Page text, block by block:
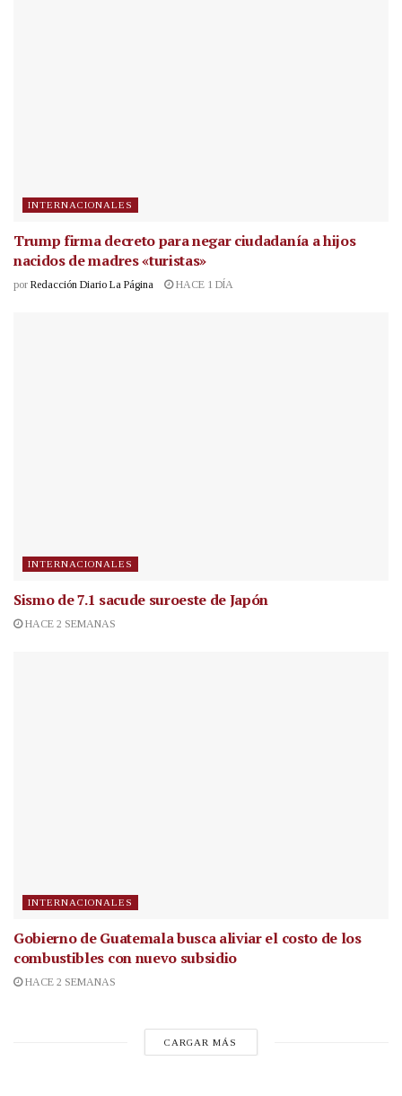
INTERNACIONALES
Trump firma decreto para negar ciudadanía a hijos
nacidos de madres «turistas»
por Redacción Diario La Página HACE 1 DÍA
INTERNACIONALES
Sismo de 7.1 sacude suroeste de Japón
HACE 2 SEMANAS
INTERNACIONALES
Gobierno de Guatemala busca aliviar el costo de los
combustibles con nuevo subsidio
HACE 2 SEMANAS
CARGAR MÁS